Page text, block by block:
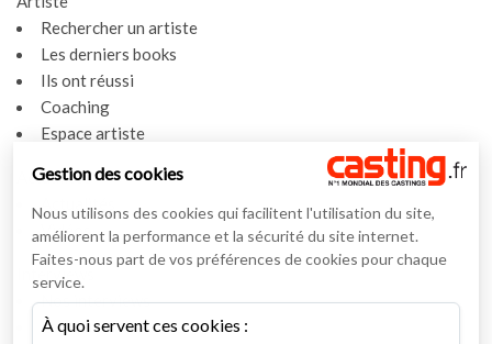
Rechercher un artiste
Les derniers books
Ils ont réussi
Coaching
Espace artiste
Actualités
Actualités
Vidéos
Interviews
Nos interviews
Lexique
Gestion des cookies
Nous utilisons des cookies qui facilitent l'utilisation du site,
améliorent la performance et la sécurité du site internet.
Faites-nous part de vos préférences de cookies pour chaque
service.
À quoi servent ces cookies :